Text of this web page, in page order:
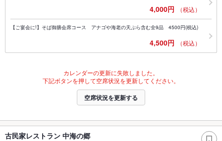
4,000円 （税込）
【ご宴会に!】そば御膳会席コース アナゴや海老の天ぷら含む全9品 4500円(税込)
4,500円 （税込）
カレンダーの更新に失敗しました。
下記ボタンを押して空席状況を更新してください。
空席状況を更新する
古民家レストラン 中海の郷